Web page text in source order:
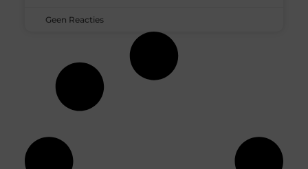
Geen Reacties